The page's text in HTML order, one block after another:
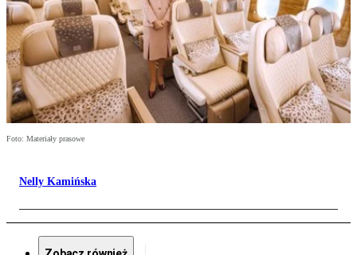
Foto: Materiały prasowe
Nelly Kamińska